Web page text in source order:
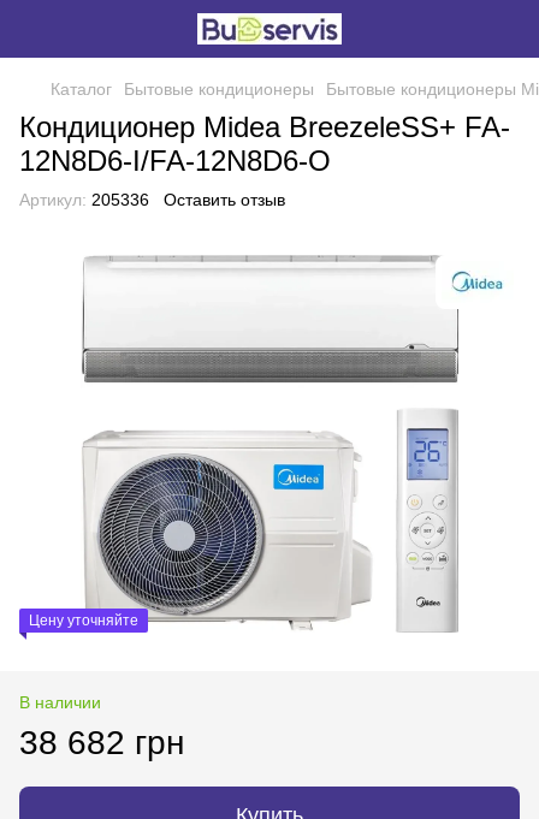
Каталог Бытовые кондиционеры Бытовые кондиционеры
Кондиционер Midea BreezeleSS+ FA-
12N8D6-I/FA-12N8D6-O
Артикул: 205336 Оставить отзыв
Цену уточняйте
В наличии
38 682 грн